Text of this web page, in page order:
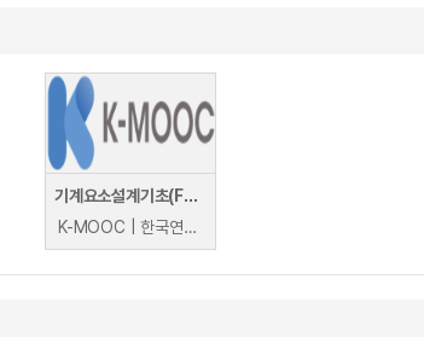
기계요소설계기초(Fundamentals of Machine Component Design)
K-MOOC | 한국연구재단 산업교육센터 박정우, 곽재복, 이정원